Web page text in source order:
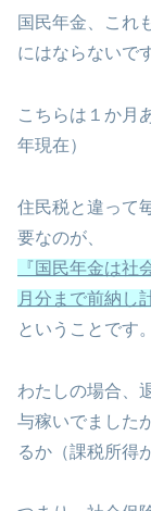
国民年金、これ
にはならないで
こちらは１か月
年現在）
住民税と違って
要なのが、
『国民年金は社
月分まで前納し
ということです。
わたしの場合、
与稼いでました
るか（課税所得